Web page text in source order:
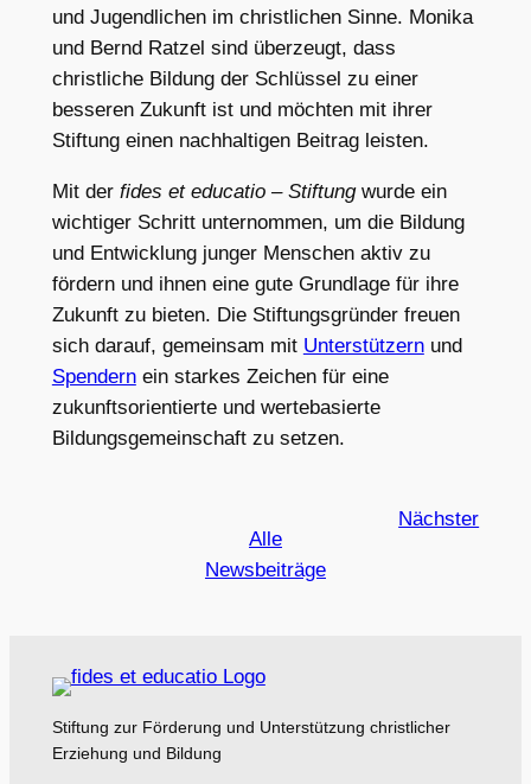
und Jugendlichen im christlichen Sinne. Monika
und Bernd Ratzel sind überzeugt, dass
christliche Bildung der Schlüssel zu einer
besseren Zukunft ist und möchten mit ihrer
Stiftung einen nachhaltigen Beitrag leisten.
Mit der fides et educatio – Stiftungwurde ein
wichtiger Schritt unternommen, um die Bildung
und Entwicklung junger Menschen aktiv zu
fördern und ihnen eine gute Grundlage für ihre
Zukunft zu bieten. Die Stiftungsgründer freuen
sich darauf, gemeinsam mit Unterstützernund
Spendernein starkes Zeichen für eine
zukunftsorientierte und wertebasierte
Bildungsgemeinschaft zu setzen.
Alle
Newsbeiträge
Nächster
Stiftung zur Förderung und Unterstützung christlicher
Erziehung und Bildung